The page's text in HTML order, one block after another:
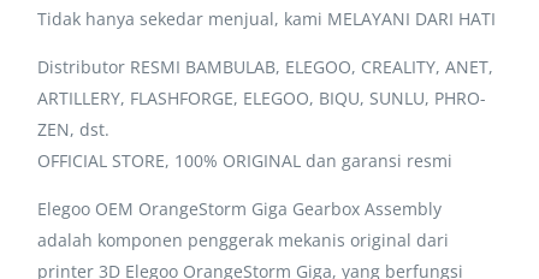
Tidak hanya sekedar menjual, kami MELAYANI DARI HATI
Distributor RESMI BAMBULAB, ELEGOO, CREALITY, ANET,
ARTILLERY, FLASHFORGE, ELEGOO, BIQU, SUNLU, PHRO-
ZEN, dst.
OFFICIAL STORE, 100% ORIGINAL dan garansi resmi
Elegoo OEM OrangeStorm Giga Gearbox Assembly
adalah komponen penggerak mekanis original dari
printer 3D Elegoo OrangeStorm Giga, yang berfungsi